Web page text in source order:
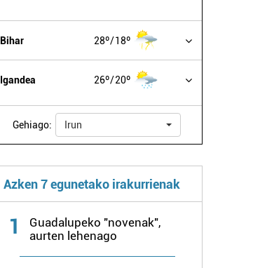
Bihar 28º 18º
Igandea 26º 20º
Gehiago: Irun
Azken 7 egunetako irakurrienak
1
Guadalupeko "novenak",
aurten lehenago